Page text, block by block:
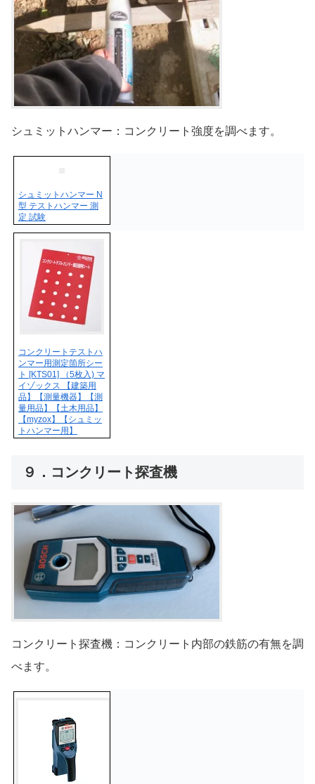
シュミットハンマー：コンクリート強度を調べます。
シュミットハンマー N
型 テストハンマー 測
定 試験
コンクリートテストハ
ンマー用測定箇所シー
ト [KTS01] （5枚入) マ
イゾックス 【建築用
品】【測量機器】【測
量用品】【土木用品】
【myzox】【シュミッ
トハンマー用】
９．コンクリート探査機
コンクリート探査機：コンクリート内部の鉄筋の有無を調
べます。